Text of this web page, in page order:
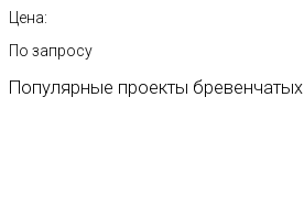
Цена:
По запросу
Популярные проекты бревенчатых